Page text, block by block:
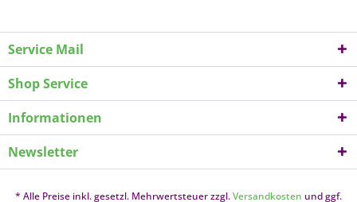
Service Mail
Shop Service
Informationen
Newsletter
* Alle Preise inkl. gesetzl. Mehrwertsteuer zzgl.Versandkosten und ggf.